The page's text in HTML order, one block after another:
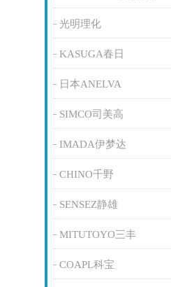
光明理化
KASUGA春日
日本ANELVA
SIMCO司美高
IMADA伊梦达
CHINO千野
SENSEZ静雄
MITUTOYO三丰
COAPL科宝